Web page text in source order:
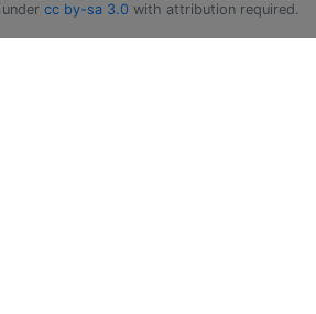
cc by-sa 3.0 with attribution required.